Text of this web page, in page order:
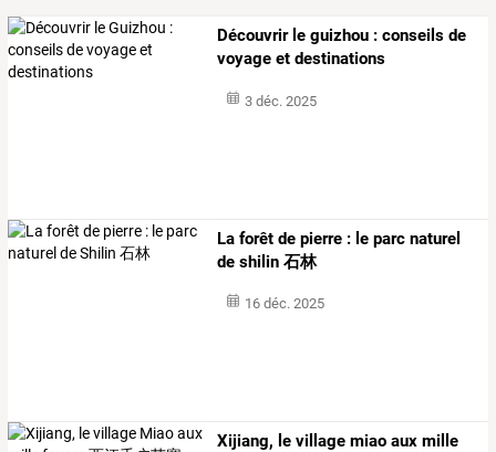
Découvrir le guizhou : conseils de
voyage et destinations
3 déc. 2025
La forêt de pierre : le parc naturel
de shilin 石林
16 déc. 2025
Xijiang, le village miao aux mille